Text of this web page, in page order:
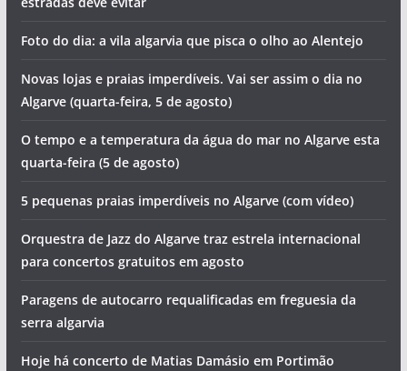
Foto do dia: a vila algarvia que pisca o olho ao Alentejo
Novas lojas e praias imperdíveis. Vai ser assim o dia no
Algarve (quarta-feira, 5 de agosto)
O tempo e a temperatura da água do mar no Algarve esta
quarta-feira (5 de agosto)
5 pequenas praias imperdíveis no Algarve (com vídeo)
Orquestra de Jazz do Algarve traz estrela internacional
para concertos gratuitos em agosto
Paragens de autocarro requalificadas em freguesia da
serra algarvia
Hoje há concerto de Matias Damásio em Portimão